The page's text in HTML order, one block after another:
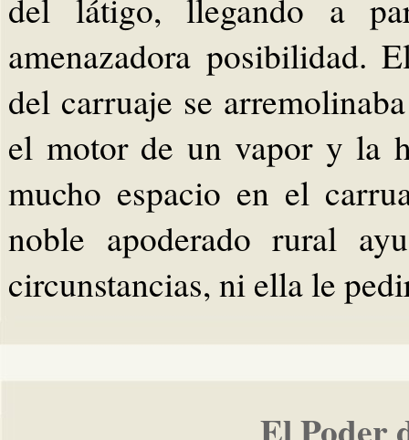
del látigo, llegando a
amenazadora posibilidad.
del carruaje se
el motor de un vapor y la
mucho espacio en el
noble apoderado rural
circunstancias, ni ella le